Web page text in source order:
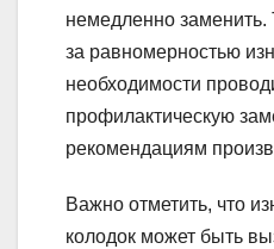
немедленно
за равномерностью
необходимости
профилактическую
рекомендациям
Важно отметить, что
колодок может быть